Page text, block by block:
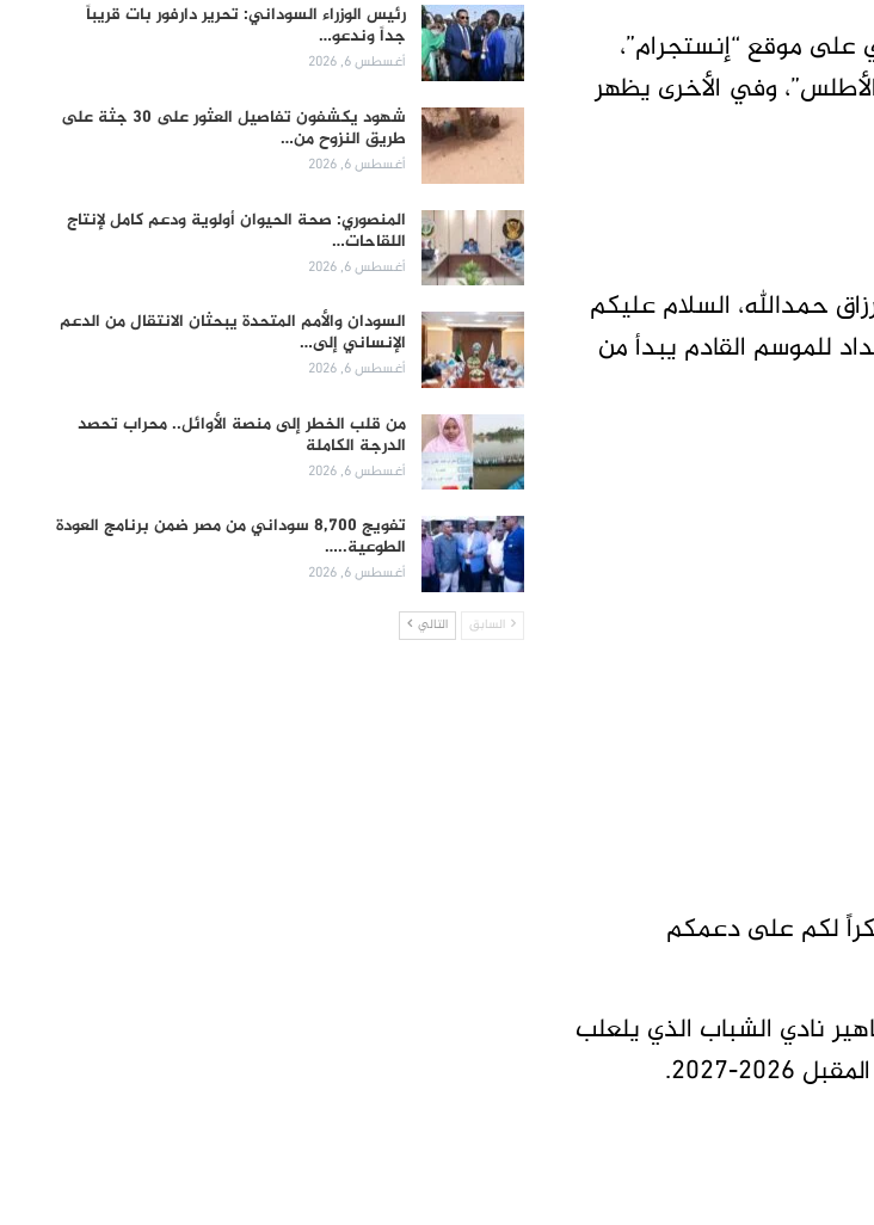
موقع “إنستجرام”،
تُوج به مع “أسود الأطلس”، وفي الأخرى يظهر
حمدالله، السلام عليكم
للموسم القادم يبدأ من
لكم على دعمكم
نادي الشباب الذي يلعلب
2027.
رئيس الوزراء السوداني: تحرير دارفور بات قريباً
جداً وندعو…
أغسطس 6, 2026
شهود يكشفون تفاصيل العثور على 30 جثة على
طريق النزوح من…
أغسطس 6, 2026
المنصوري: صحة الحيوان أولوية ودعم كامل لإنتاج
اللقاحات…
أغسطس 6, 2026
السودان والأمم المتحدة يبحثان الانتقال من الدعم
الإنساني إلى…
أغسطس 6, 2026
من قلب الخطر إلى منصة الأوائل.. محراب تحصد
الدرجة الكاملة
أغسطس 6, 2026
تفويج 8,700 سوداني من مصر ضمن برنامج العودة
الطوعية..…
أغسطس 6, 2026
السابق التالي